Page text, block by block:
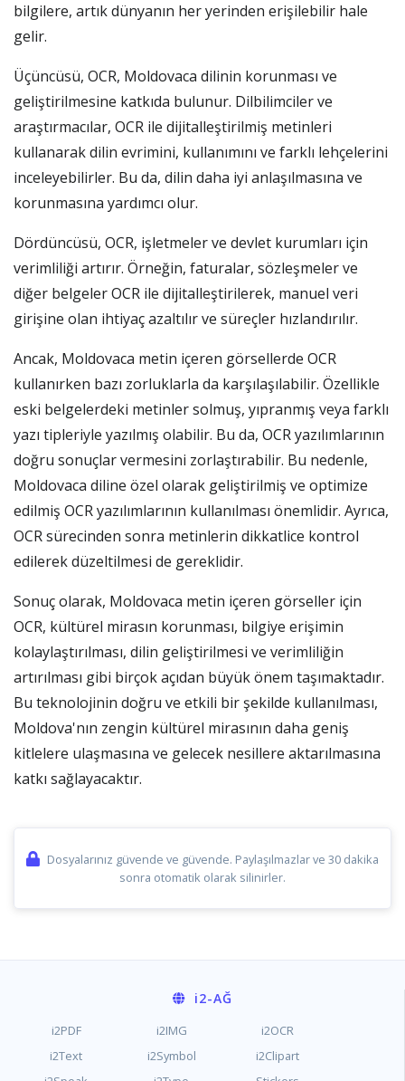
bilgilere, artık dünyanın her yerinden erişilebilir hale
gelir.
Üçüncüsü, OCR, Moldovaca dilinin korunması ve
geliştirilmesine katkıda bulunur. Dilbilimciler ve
araştırmacılar, OCR ile dijitalleştirilmiş metinleri
kullanarak dilin evrimini, kullanımını ve farklı lehçelerini
inceleyebilirler. Bu da, dilin daha iyi anlaşılmasına ve
korunmasına yardımcı olur.
Dördüncüsü, OCR, işletmeler ve devlet kurumları için
verimliliği artırır. Örneğin, faturalar, sözleşmeler ve
diğer belgeler OCR ile dijitalleştirilerek, manuel veri
girişine olan ihtiyaç azaltılır ve süreçler hızlandırılır.
Ancak, Moldovaca metin içeren görsellerde OCR
kullanırken bazı zorluklarla da karşılaşılabilir. Özellikle
eski belgelerdeki metinler solmuş, yıpranmış veya farklı
yazı tipleriyle yazılmış olabilir. Bu da, OCR yazılımlarının
doğru sonuçlar vermesini zorlaştırabilir. Bu nedenle,
Moldovaca diline özel olarak geliştirilmiş ve optimize
edilmiş OCR yazılımlarının kullanılması önemlidir. Ayrıca,
OCR sürecinden sonra metinlerin dikkatlice kontrol
edilerek düzeltilmesi de gereklidir.
Sonuç olarak, Moldovaca metin içeren görseller için
OCR, kültürel mirasın korunması, bilgiye erişimin
kolaylaştırılması, dilin geliştirilmesi ve verimliliğin
artırılması gibi birçok açıdan büyük önem taşımaktadır.
Bu teknolojinin doğru ve etkili bir şekilde kullanılması,
Moldova'nın zengin kültürel mirasının daha geniş
kitlelere ulaşmasına ve gelecek nesillere aktarılmasına
katkı sağlayacaktır.
Dosyalarınız güvende ve güvende. Paylaşılmazlar ve 30 dakika
sonra otomatik olarak silinirler.
i2-AĞ
i2PDF i2IMG
i2OCR
i2Text
i2Symbol
i2Clipart